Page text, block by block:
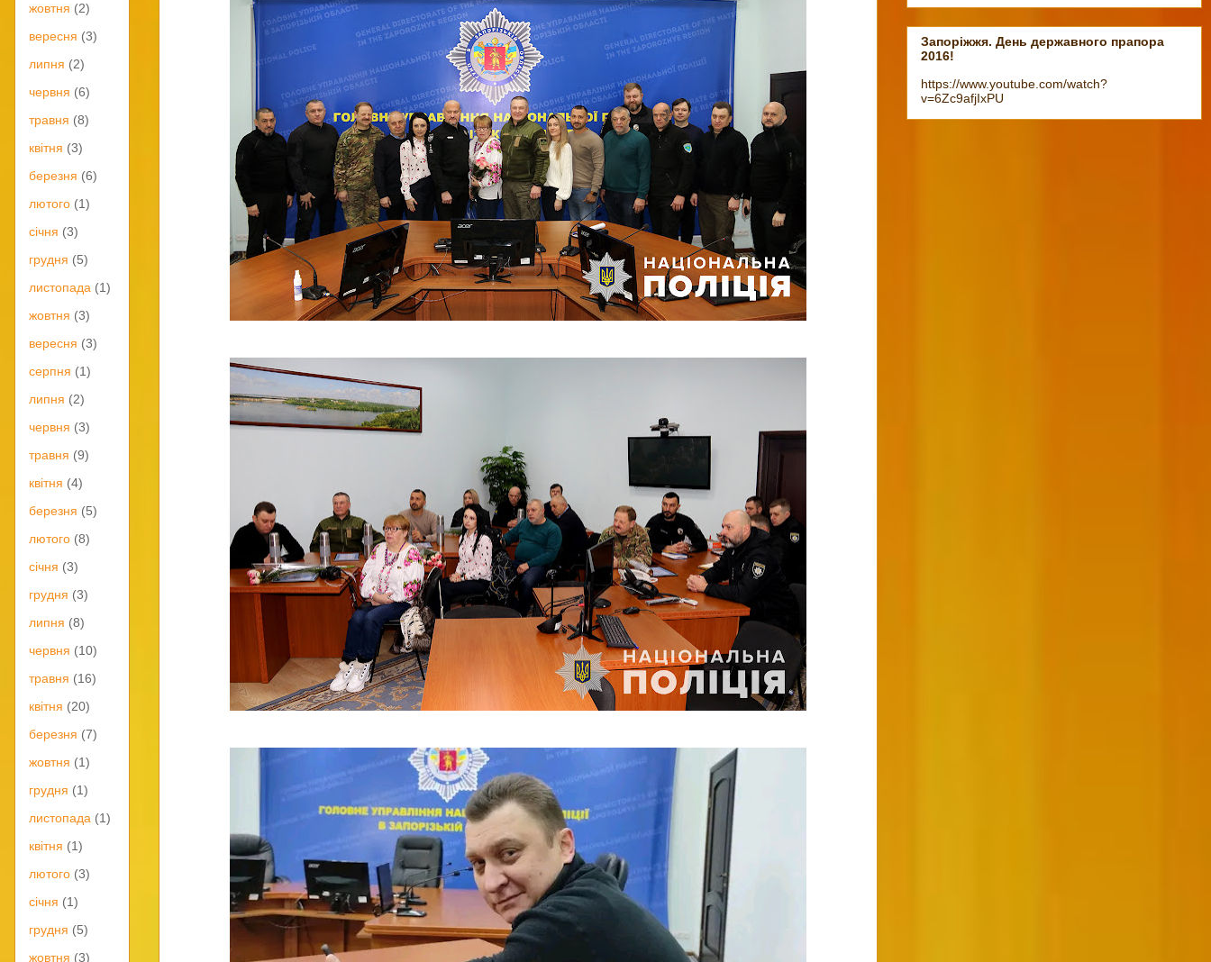
жовтня (2)
вересня (3)
липня (2)
червня (6)
травня (8)
квітня (3)
березня (6)
лютого (1)
січня (3)
грудня (5)
листопада (1)
жовтня (3)
вересня (3)
серпня (1)
липня (2)
червня (3)
травня (9)
квітня (4)
березня (5)
лютого (8)
січня (3)
грудня (3)
липня (8)
червня (10)
травня (16)
квітня (20)
березня (7)
жовтня (1)
грудня (1)
листопада (1)
квітня (1)
лютого (3)
січня (1)
грудня (5)
жовтня (3)
Запоріжжя. День державного прапора
2016!
https://www.youtube.com/watch?
v=6Zc9afjIxPU